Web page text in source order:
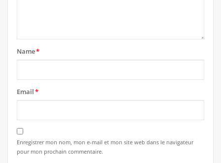
Name*
Email*
Enregistrer mon nom, mon e-mail et mon site web dans le navigateur
pour mon prochain commentaire.